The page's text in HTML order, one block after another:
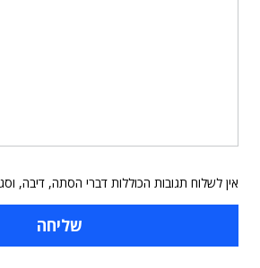
אין לשלוח תגובות הכוללות דברי הסתה, דיבה,